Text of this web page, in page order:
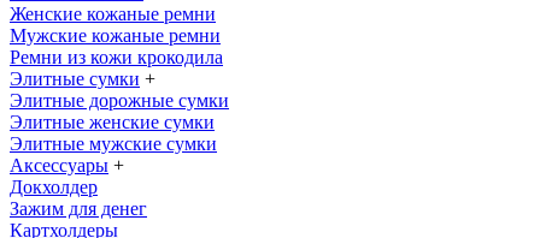
Женские кожаные ремни
Мужские кожаные ремни
Ремни из кожи крокодила
Элитные сумки +
Элитные дорожные сумки
Элитные женские сумки
Элитные мужские сумки
Аксессуары +
Докхолдер
Зажим для денег
Картхолдеры